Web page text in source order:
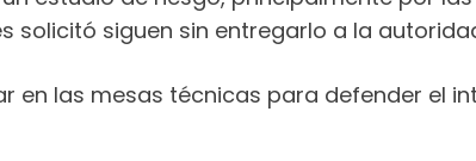
solicitó siguen sin entregarlo a la
en las mesas técnicas para defender el